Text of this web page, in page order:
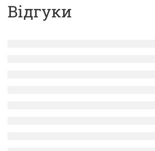
Відгуки